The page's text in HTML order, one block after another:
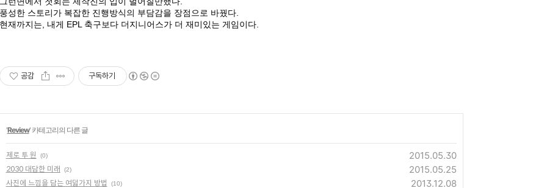
성한 스토리가 복잡한 진행방식의 부담감을 장점으로 바꿨다.
재까지는, 내게 EPL 축구보다 더지니어스가 더 재미있는 게임이다.
공감 구독하기
'Review' 카테고리의 다른 글
제로 투 원 (0) 2015.05.30
2030 대담한 미래 (2) 2015.05.25
사진에 느낌을 담는 여덟가지 방법 (10) 2013.12.08